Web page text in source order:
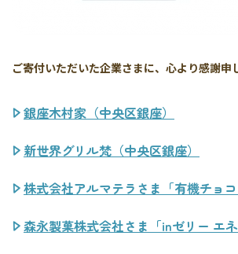
ご寄付いただいた企業さまに、心より感謝申
銀座木村家（中央区銀座）
新世界グリル梵（中央区銀座）
株式会社アルマテラさま「有機チョコ
森永製菓株式会社さま「inゼリー エネ